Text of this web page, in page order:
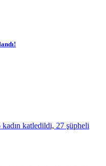
kadın katledildi, 27 şüpheli